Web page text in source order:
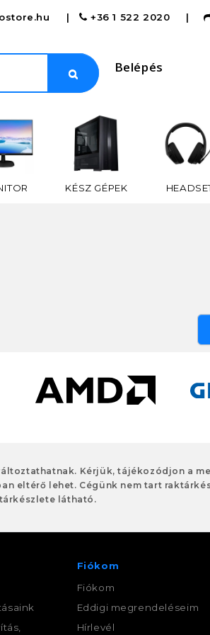
| +36 1 522 2020 |
Belépés
KÉSZ GÉPEK
Kérjük, tájékozódjon a
eltérő lehet. Cégünk nem tart
látható.
Fiókom
Fiókom
Eddigi megrendeléseim
Hírlevél